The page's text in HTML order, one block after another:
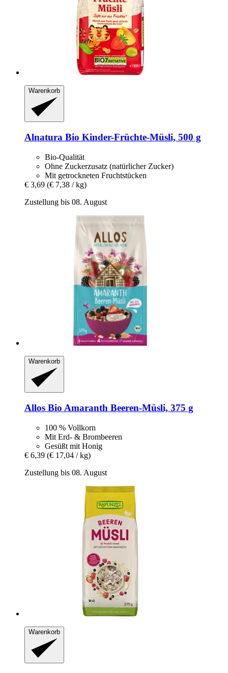
Warenkorb
Alnatura Bio Kinder-​Früchte-​Müsli, 500 g
Bio-Qualität
Ohne Zuckerzusatz (natürlicher Zucker)
Mit getrockneten Fruchtstücken
€ 3,69 (€ 7,38 / kg)
Zustellung bis 08. August
Warenkorb
Allos Bio Amaranth Beeren-​Müsli, 375 g
100 % Vollkorn
Mit Erd- & Brombeeren
Gesüßt mit Honig
€ 6,39 (€ 17,04 / kg)
Zustellung bis 08. August
Warenkorb